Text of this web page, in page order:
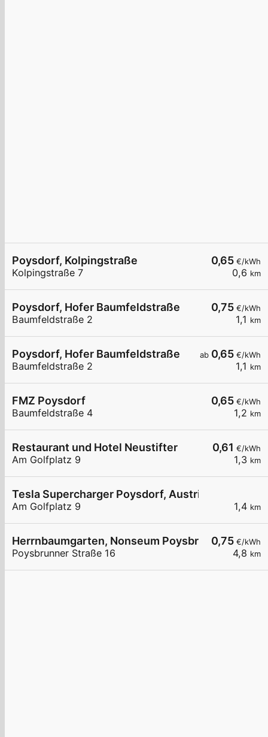
0,65 €/kWh
0,6 km
Poysdorf, Kolpingstraße
Kolpingstraße 7
0,75 €/kWh
1,1 km
Poysdorf, Hofer Baumfeldstraße
Baumfeldstraße 2
ab 0,65 €/kWh
1,1 km
Poysdorf, Hofer Baumfeldstraße
Baumfeldstraße 2
0,65 €/kWh
1,2 km
FMZ Poysdorf
Baumfeldstraße 4
0,61 €/kWh
1,3 km
Restaurant und Hotel Neustifter
Am Golfplatz 9
1,4 km
Tesla Supercharger Poysdorf, Austria
Am Golfplatz 9
0,75 €/kWh
4,8 km
Herrnbaumgarten, Nonseum Poysbrunner Str.
Poysbrunner Straße 16